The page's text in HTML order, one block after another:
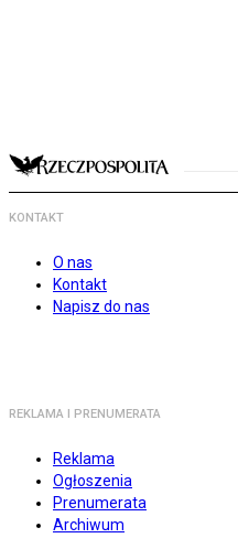
KONTAKT
O nas
Kontakt
Napisz do nas
REKLAMA I PRENUMERATA
Reklama
Ogłoszenia
Prenumerata
Archiwum